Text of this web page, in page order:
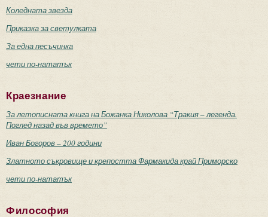
Коледната звезда
Приказка за светулката
За една песъчинка
чети по-нататък
Краезнание
За летописната книга на Божанка Николова “Тракия – легенда.
Поглед назад във времето”
Иван Богоров – 200 години
Златното съкровище и крепостта Фармакида край Приморско
чети по-нататък
Философия